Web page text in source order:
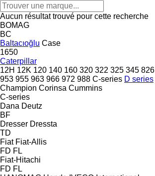
Aucun résultat trouvé pour cette recherche
BOMAG
BC
Baltacıoğlu Case
1650
Caterpillar
12H 12K 120 140 160 320 322 325 345 826
953 955 963 966 972 988 C-series D series
Champion Corinsa Cummins
C-series
Dana Deutz
BF
Dresser Dressta
TD
Fiat Fiat-Allis
FD FL
Fiat-Hitachi
FD FL